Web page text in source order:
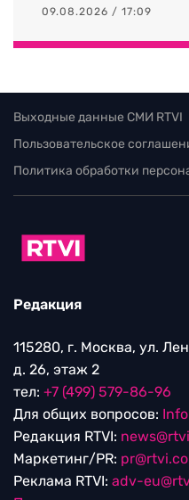
09.08.2026 / 17:09
Выходные данные СМИ RTVI
Пользовательское
Политика обработки
Редакция
115280, г. Москва, ул.
д. 26, этаж 2
тел: +7 (499) 579-86-96
Для общих вопросов:
Редакция RTVI:
Маркетинг/PR:
Реклама RTVI: adv-